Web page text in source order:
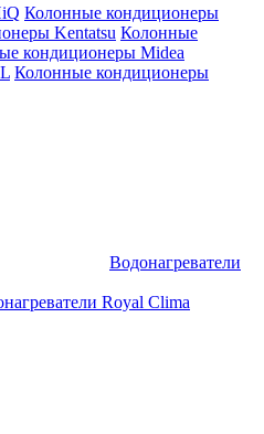
Колонные кондиционеры
Kentatsu Колонные
кондиционеры Midea
Колонные кондиционеры
Водонагреватели
Royal Clima